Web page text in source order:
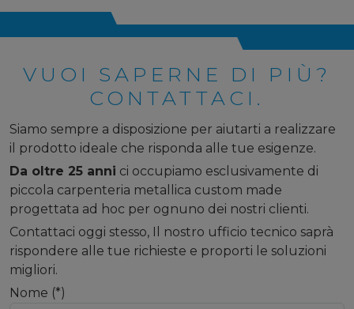
VUOI SAPERNE DI PIÙ?
CONTATTACI.
Siamo sempre a disposizione per aiutarti a realizzare
il prodotto ideale che risponda alle tue esigenze.
Da oltre 25 anni ci occupiamo esclusivamente di
piccola carpenteria metallica custom made
progettata ad hoc per ognuno dei nostri clienti.
Contattaci oggi stesso, Il nostro ufficio tecnico saprà
rispondere alle tue richieste e proporti le soluzioni
migliori.
Nome (*)